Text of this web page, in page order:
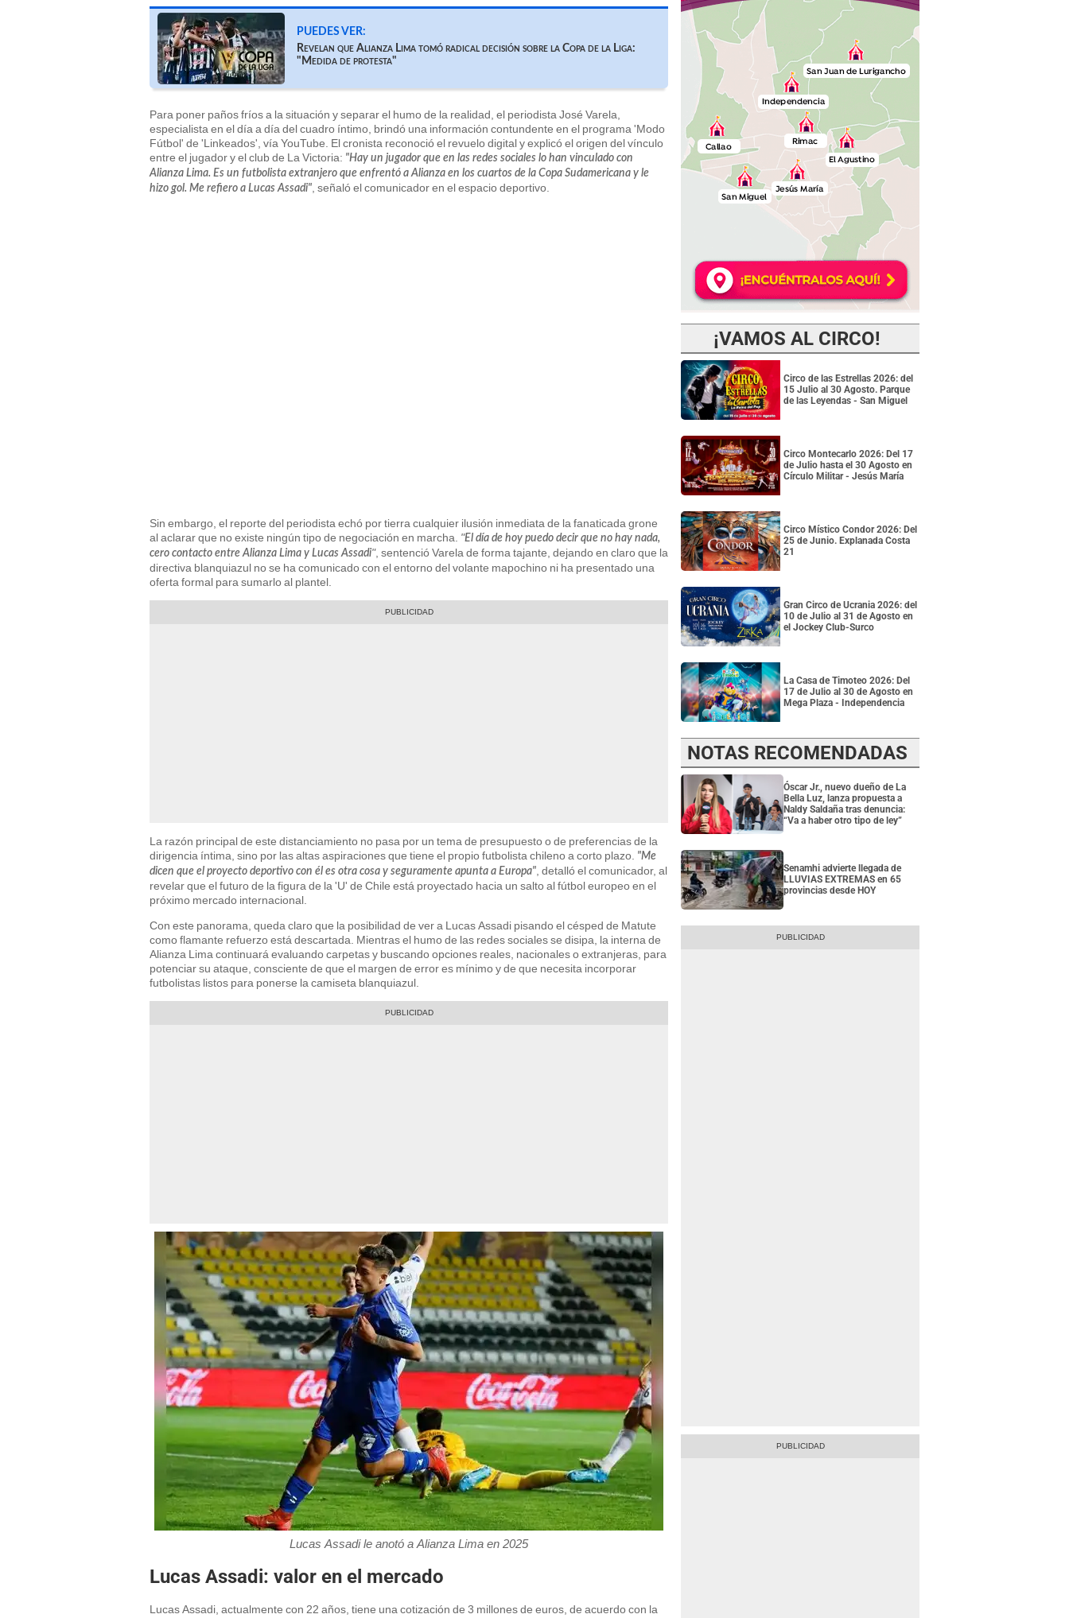
PUEDES VER:
Revelan que Alianza Lima tomó radical decisión sobre la Copa de la Liga:
"Medida de protesta"
Para poner paños fríos a la situación y separar el humo de la realidad, el periodista José Varela,
especialista en el día a día del cuadro íntimo, brindó una información contundente en el programa 'Modo
Fútbol' de 'Linkeados', vía YouTube. El cronista reconoció el revuelo digital y explicó el origen del vínculo
entre el jugador y el club de La Victoria: "Hay un jugador que en las redes sociales lo han vinculado con
Alianza Lima. Es un futbolista extranjero que enfrentó a Alianza en los cuartos de la Copa Sudamericana y le
hizo gol. Me refiero a Lucas Assadi" , señaló el comunicador en el espacio deportivo.
Sin embargo, el reporte del periodista echó por tierra cualquier ilusión inmediata de la fanaticada grone
al aclarar que no existe ningún tipo de negociación en marcha. "El día de hoy puedo decir que no hay nada,
cero contacto entre Alianza Lima y Lucas Assadi", sentenció Varela de forma tajante, dejando en claro que la
directiva blanquiazul no se ha comunicado con el entorno del volante mapochino ni ha presentado una
oferta formal para sumarlo al plantel.
La razón principal de este distanciamiento no pasa por un tema de presupuesto o de preferencias de la
dirigencia íntima, sino por las altas aspiraciones que tiene el propio futbolista chileno a corto plazo. "Me
dicen que el proyecto deportivo con él es otra cosa y seguramente apunta a Europa" , detalló el comunicador, al
revelar que el futuro de la figura de la 'U' de Chile está proyectado hacia un salto al fútbol europeo en el
próximo mercado internacional.
Con este panorama, queda claro que la posibilidad de ver a Lucas Assadi pisando el césped de Matute
como flamante refuerzo está descartada. Mientras el humo de las redes sociales se disipa, la interna de
Alianza Lima continuará evaluando carpetas y buscando opciones reales, nacionales o extranjeras, para
potenciar su ataque, consciente de que el margen de error es mínimo y de que necesita incorporar
futbolistas listos para ponerse la camiseta blanquiazul.
Lucas Assadi le anotó a Alianza Lima en 2025
Lucas Assadi: valor en el mercado
Lucas Assadi, actualmente con 22 años, tiene una cotización de 3 millones de euros, de acuerdo con la
¡VAMOS AL CIRCO!
Circo de las Estrellas 2026: del
15 Julio al 30 Agosto. Parque
de las Leyendas - San Miguel
Circo Montecarlo 2026: Del 17
de Julio hasta el 30 Agosto en
Círculo Militar - Jesús María
Circo Místico Condor 2026: Del
25 de Junio. Explanada Costa
21
Gran Circo de Ucrania 2026: del
10 de Julio al 31 de Agosto en
el Jockey Club-Surco
La Casa de Timoteo 2026: Del
17 de Julio al 30 de Agosto en
Mega Plaza - Independencia
NOTAS RECOMENDADAS
Óscar Jr., nuevo dueño de La
Bella Luz, lanza propuesta a
Naldy Saldaña tras denuncia:
“Va a haber otro tipo de ley”
Senamhi advierte llegada de
LLUVIAS EXTREMAS en 65
provincias desde HOY